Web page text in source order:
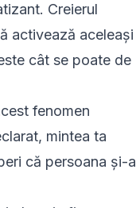
Creierul
activează aceleași
cât se poate de
fenomen
mintea ta
că persoana și-a